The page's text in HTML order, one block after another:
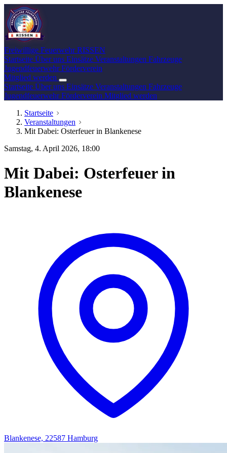
Freiwillige Feuerwehr RISSEN
Startseite Über uns Einsätze Veranstaltungen Fahrzeuge
JugendfeuerwehrFörderverein
Mitglied werden
Startseite Über uns Einsätze Veranstaltungen Fahrzeuge
JugendfeuerwehrFörderverein Mitglied werden
Startseite
Veranstaltungen
Mit Dabei: Osterfeuer in Blankenese
Samstag, 4. April 2026, 18:00
Mit Dabei: Osterfeuer in
Blankenese
Blankenese, 22587 Hamburg